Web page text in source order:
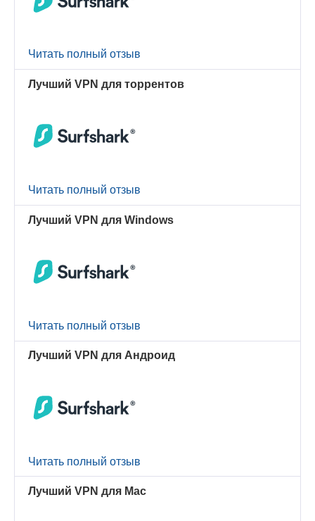
Читать полный отзыв
Лучший VPN для торрентов
Читать полный отзыв
Лучший VPN для Windows
Читать полный отзыв
Лучший VPN для Андроид
Читать полный отзыв
Лучший VPN для Mac